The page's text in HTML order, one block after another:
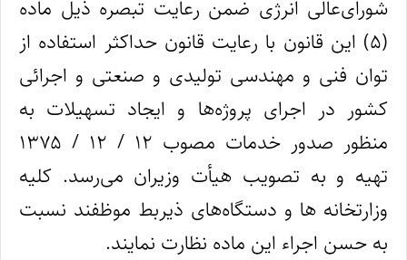
شورای‌عالی انرژی ضمن رعایت تبصره ذیل ماده
(۵) این قانون با رعایت قانون حداکثر استفاده از
توان فنی و مهندسی تولیدی و صنعتی و اجرائی
کشور در اجرای پروژه‌ها و ایجاد تسهیلات به
منظور صدور خدمات مصوب ۱۲ / ۱۲ / ۱۳۷۵
تهیه و به‌ تصویب هیأت وزیران می‌رسد. کلیه
وزارتخانه‌ ها و دستگاه‌‎های ذیربط موظفند نسبت
به حسن اجراء این ماده نظارت نمایند.